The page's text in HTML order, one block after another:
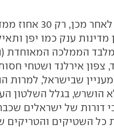
190 שנה בדיוק
ענק כמו יפן
הממלכה המאוחדת
צפון אירלנד ושטחי
שבישראל, למרות
הושרש, בגלל השלטון
דורות של ישראלים
כל השטיקים והטריקים